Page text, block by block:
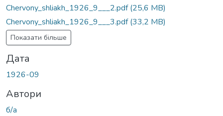
Chervony_shliakh_1926_9___2.pdf(25,6 MB)
Chervony_shliakh_1926_9___3.pdf(33,2 MB)
Показати більше
Дата
1926-09
Автори
б/а